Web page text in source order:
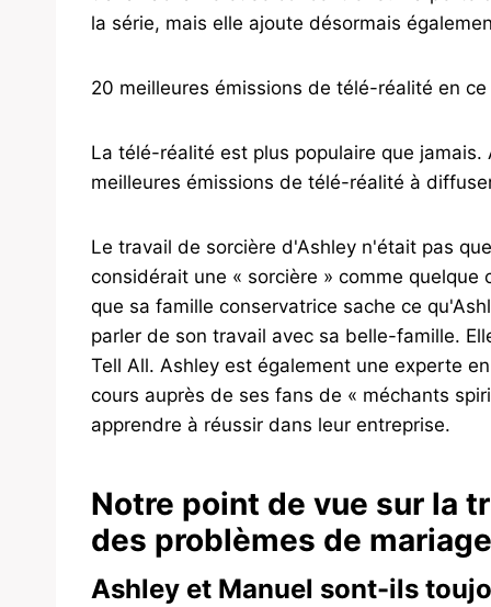
la série, mais elle ajoute désormais
20 meilleures émissions de télé-réalité en
La télé-réalité est plus populaire que
meilleures émissions de télé-réalité à
Le travail de sorcière d'Ashley n'était pas
considérait une « sorcière » comme
que sa famille conservatrice sache ce
parler de son travail avec sa belle-famille.
Tell All. Ashley est également une experte
cours auprès de ses fans de « méchants
apprendre à réussir dans leur entreprise.
Notre point de vue sur la
des problèmes de
Ashley et Manuel sont-ils